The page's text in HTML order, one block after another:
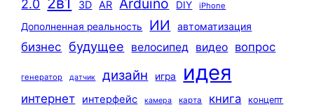
2.0 3D AR Arduino DIY iPhone
Дополненная реальность ИИ автоматизация
бизнес будущее велосипед видео вопрос
генератор датчик дизайн игра идея
интернет интерфейс камера карта книга
концепт